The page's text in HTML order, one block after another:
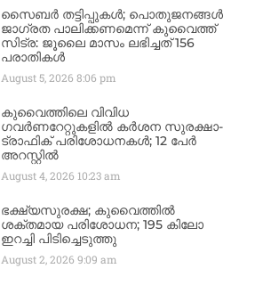
സൈബർ തട്ടിപ്പുകൾ; പൊതുജനങ്ങൾ
ജാഗ്രത പാലിക്കണമെന്ന് കുവൈത്ത്
സിട്ര: ജൂലൈ മാസം ലഭിച്ചത് 156
പരാതികൾ
August 5, 20268:06 pm
കുവൈത്തിലെ വിവിധ
ഗവർണറേറ്റുകളിൽ കർശന സുരക്ഷാ-
ട്രാഫിക് പരിശോധനകൾ; 12 പേർ
അറസ്റ്റിൽ
August 4, 2026 10:23 am
ഭക്ഷ്യസുരക്ഷ; കുവൈത്തിൽ
ശക്തമായ പരിശോധന; 195 കിലോ
ഇറച്ചി പിടിച്ചെടുത്തു
August 2, 20269:09 am